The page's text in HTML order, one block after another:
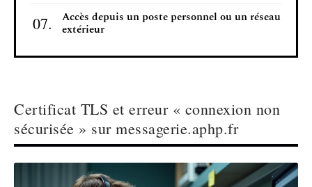
Accès depuis un poste personnel ou un réseau
extérieur
Certificat TLS et erreur « connexion non
sécurisée » sur messagerie.aphp.fr